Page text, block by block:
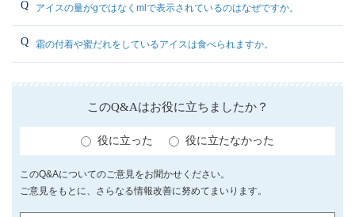
アイスの量がgではなくmlで表示されているのはなぜですか。
霜の付着や蜜だれをしているアイスは食べられますか。
このQ&Aはお役に立ちましたか？
役に立った 役に立たなかった
このQ&Aについてのご意見をお聞かせください。
ご意見をもとに、さらなる情報改善に努めてまいります。